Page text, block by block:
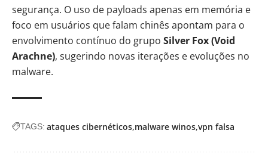
segurança. O uso de payloads apenas em memória e
foco em usuários que falam chinês apontam para o
envolvimento contínuo do grupo Silver Fox (Void
Arachne), sugerindo novas iterações e evoluções no
malware.
TAGS: ataques cibernéticos malware winos vpn falsa